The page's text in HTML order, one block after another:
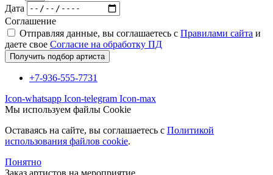
Дата
Соглашение
Отправляя данные, вы соглашаетесь с Правилами сайта и
даете свое Согласие на обработку ПД
Получить подбор артиста
+7-936-555-7731
Icon-whatsapp Icon-telegram Icon-max
Мы используем файлы Cookie
Оставаясь на сайте, вы соглашаетесь c Политикой
использования файлов cookie.
Понятно
Заказ артистов на мероприятие